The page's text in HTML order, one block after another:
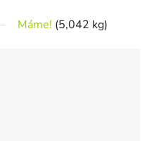
Máme! (5,042 kg)